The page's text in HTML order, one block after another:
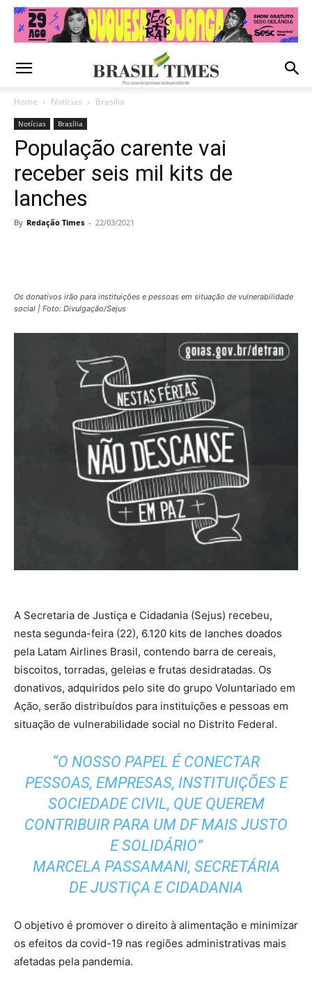
Home Notícias Brasília
Notícias Brasília
População carente vai
receber seis mil kits de
lanches
By Redação Times - 22/03/2021
Os donativos irão para instituições e pessoas em situação de vulnerabilidade
social | Foto: Divulgação/Sejus
A Secretaria de Justiça e Cidadania (Sejus) recebeu,
nesta segunda-feira (22), 6.120 kits de lanches doados
pela Latam Airlines Brasil, contendo barra de cereais,
biscoitos, torradas, geleias e frutas desidratadas. Os
donativos, adquiridos pelo site do grupo Voluntariado em
Ação, serão distribuídos para instituições e pessoas em
situação de vulnerabilidade social no Distrito Federal.
“O NOSSO PAPEL É CONECTAR
PESSOAS, EMPRESAS, INSTITUIÇÕES E
SOCIEDADE CIVIL, QUE QUEREM
CONTRIBUIR PARA UM DF MAIS JUSTO
E SOLIDÁRIO”
MARCELA PASSAMANI, SECRETÁRIA
DE JUSTIÇA E CIDADANIA
O objetivo é promover o direito à alimentação e minimizar
os efeitos da covid-19 nas regiões administrativas mais
afetadas pela pandemia.